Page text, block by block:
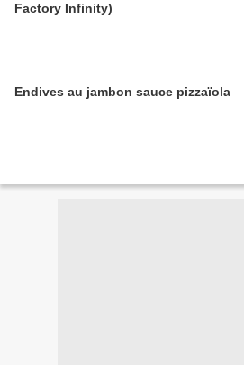
Factory Infinity)
Endives au jambon sauce pizzaïola